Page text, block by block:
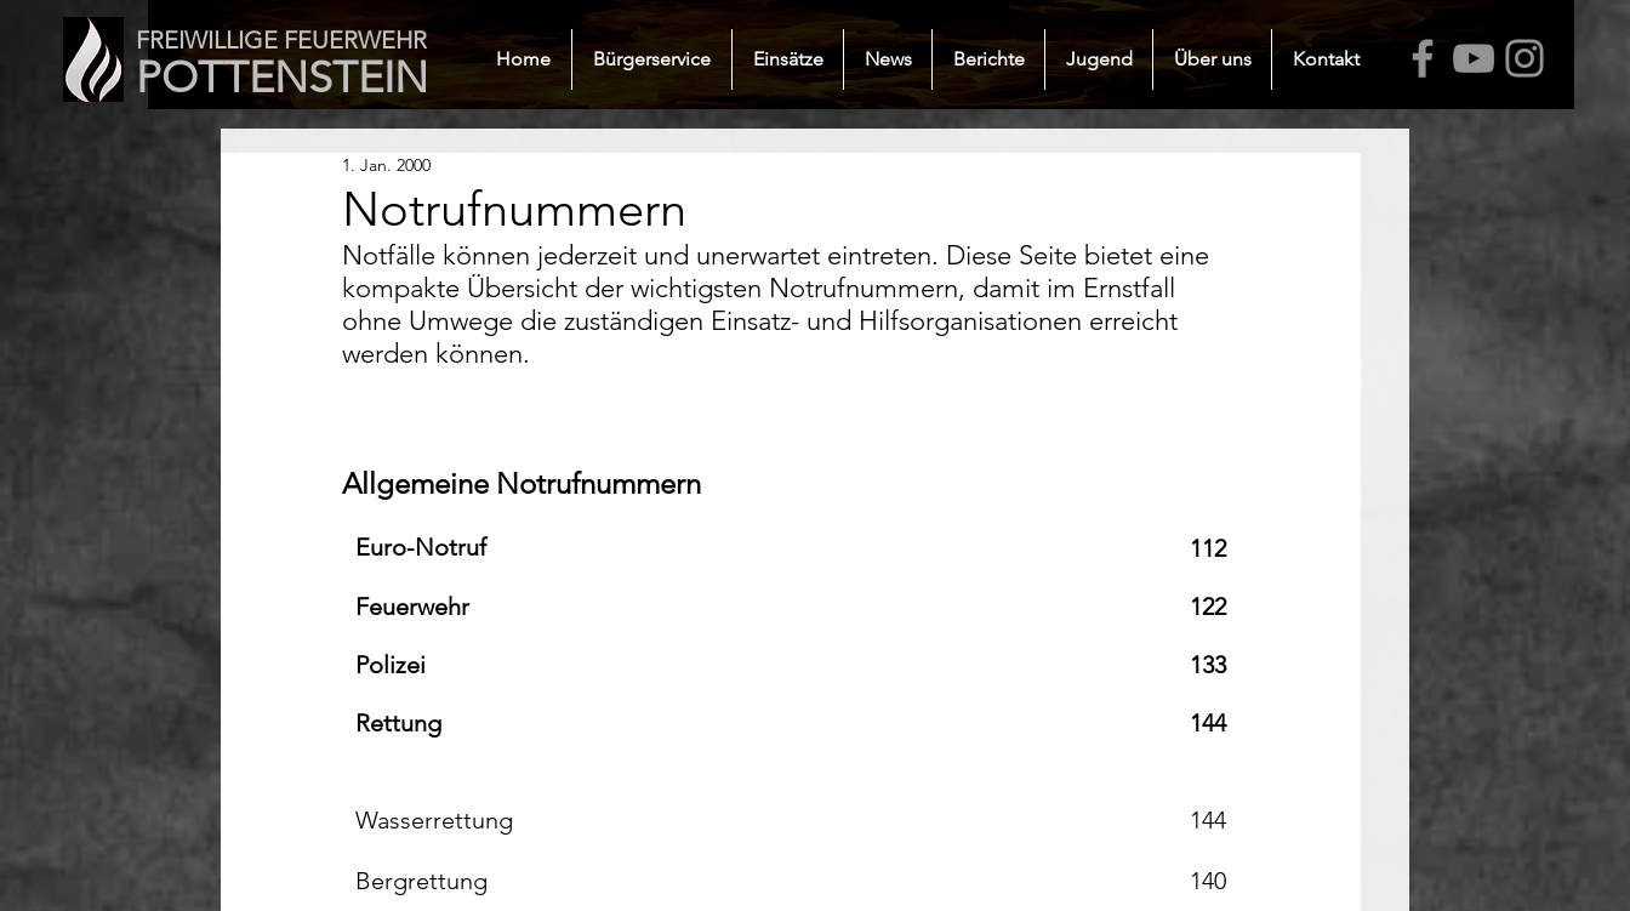
FREIWILLIGE FEUERWEHR
POTTENSTEIN Home Bürgerservice Einsätze News Berichte Jugend Über uns Kontakt
Notrufnummern
1. Jan. 2000
Notfälle können jederzeit und unerwartet eintreten. Diese Seite bietet eine
kompakte Übersicht der wichtigsten Notrufnummern, damit im Ernstfall
ohne Umwege die zuständigen Einsatz- und Hilfsorganisationen erreicht
werden können.
Allgemeine Notrufnummern
Euro-Notruf
112
Feuerwehr
122
Polizei
133
Rettung
144
Wasserrettung 144
Bergrettung 140